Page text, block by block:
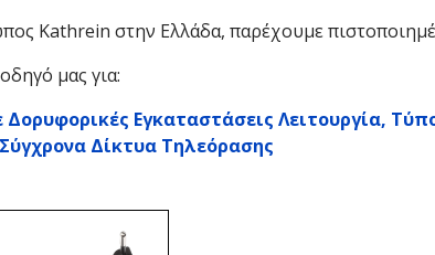
Kathrein στην Ελλάδα, παρέχουμε
μας για:
Εγκαταστάσεις Λειτουργία,
Δίκτυα Τηλεόρασης